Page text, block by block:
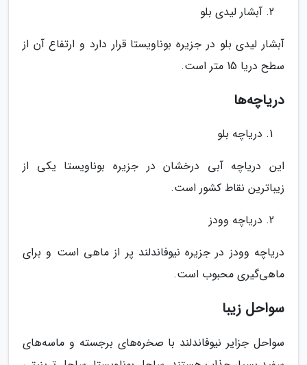
آبشار لیدی بلو
آبشار لیدی بلو در جزیره بوناویستا قرار دارد و ارتفاع آن از
سطح دریا 15 متر است.
دریاچه‌ها
دریاچه بلو
این دریاچه آبی درخشان در جزیره بوناویستا یکی از
زیباترین نقاط کشور است.
دریاچه وودز
دریاچه وودز در جزیره نیوفاندلند پر از ماهی است و برای
ماهی‌گیری محبوب است.
سواحل زیبا
سواحل جزایر نیوفاندلند با صخره‌های برجسته و ماسه‌های